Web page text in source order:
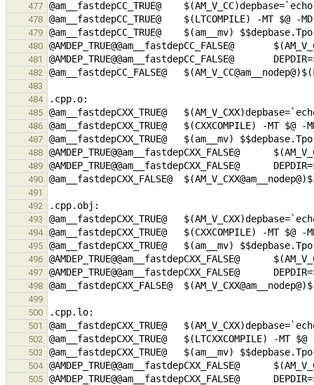
477
478
479
480
481
482
483
484
485
486
487
488
489
490
491
492
493
494
495
496
497
498
499
500
501
502
503
504
505